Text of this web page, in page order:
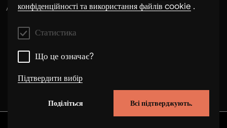
конфіденційності та використання файлів cookie .
Статистика
Що це означає?
Підтвердити вибір
Поділіться Всі підтверджують.
Alex Musatov